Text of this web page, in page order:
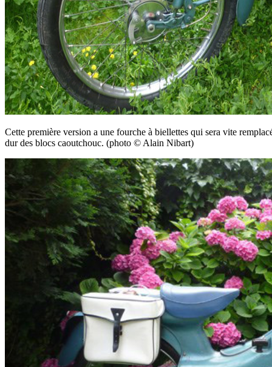
Cette première version a une fourche à biellettes qui sera vite
dur des blocs caoutchouc. (photo © Alain Nibart)